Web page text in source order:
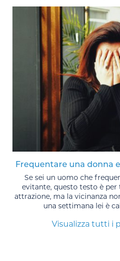
Frequentare una donna
Se sei un uomo che
evitante, questo testo è per
attrazione, ma la vicinanza
una settimana lei è
Visualizza tutti i